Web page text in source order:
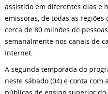
assistido em diferentes dias e
emissoras, de todas as
cerca de 80 milhões de
semanalmente nos canais de
Internet.
A segunda temporada do
neste sábado (04) e conta